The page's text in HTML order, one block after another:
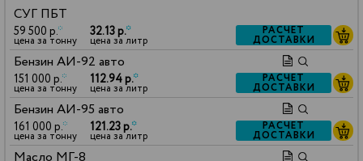
СУГ ПБТ
59 500 р.*
цена за тонну
32.13 р.*
цена за литр
РАСЧЕТ
ДОСТАВКИ
Бензин АИ-92 авто
151 000 р.*
цена за тонну
112.94 р.*
цена за литр
РАСЧЕТ
ДОСТАВКИ
Бензин АИ-95 авто
161 000 р.*
цена за тонну
121.23 р.*
цена за литр
РАСЧЕТ
ДОСТАВКИ
Масло МГ-8